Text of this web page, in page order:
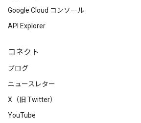
Google Cloud コンソール
API Explorer
コネクト
ブログ
ニュースレター
X（旧 Twitter）
YouTube